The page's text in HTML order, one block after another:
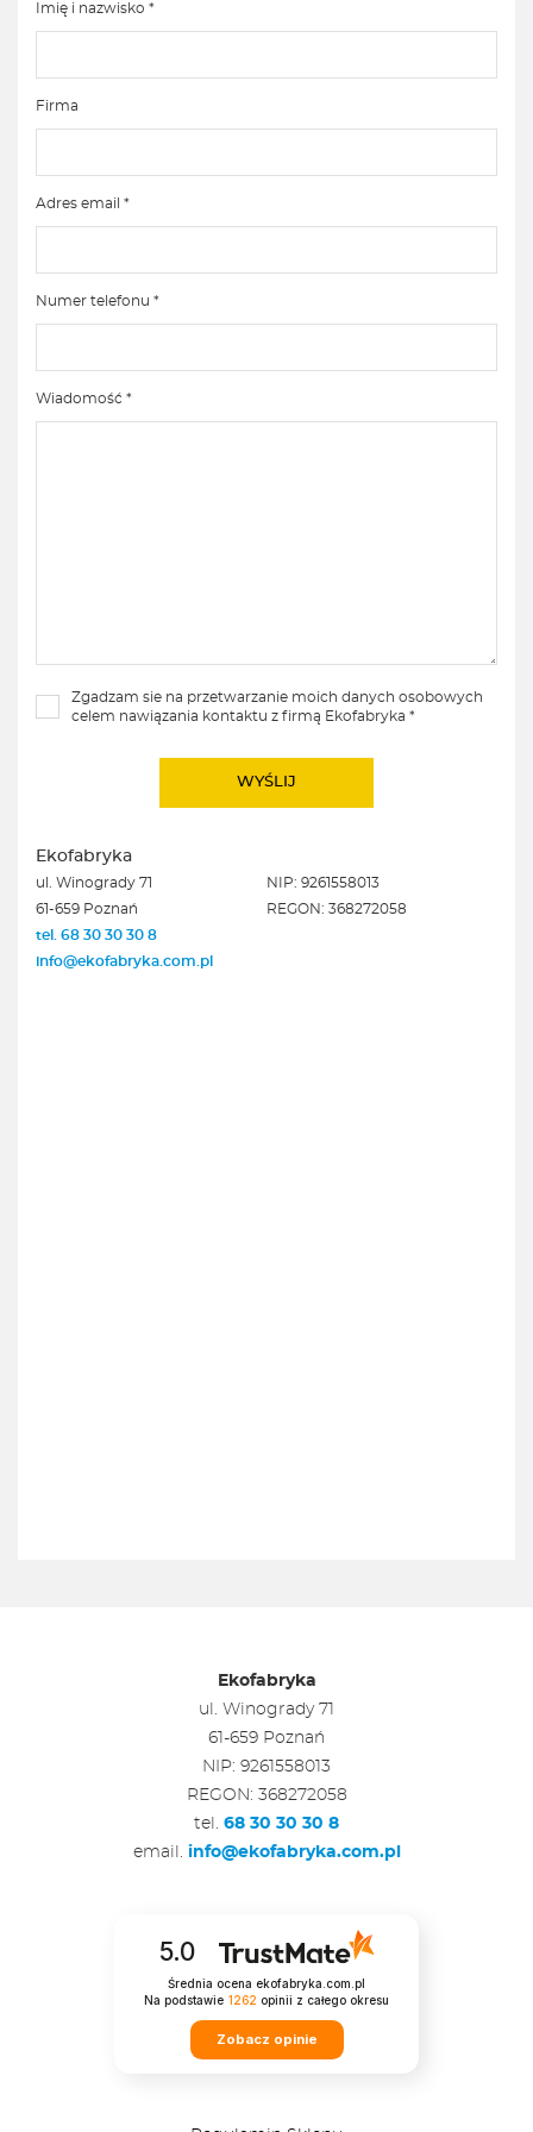
Imię i nazwisko *
Firma
Adres email *
Numer telefonu *
Wiadomość *
Zgadzam sie na przetwarzanie moich danych osobowych
celem nawiązania kontaktu z firmą Ekofabryka *
Ekofabryka
ul. Winogrady 71
61-659 Poznań
tel. 68 30 30 30 8
info@ekofabryka.com.pl
NIP: 9261558013
REGON: 368272058
Ekofabryka
ul. Winogrady 71
61-659 Poznań
NIP: 9261558013
REGON: 368272058
tel. 68 30 30 30 8
email. info@ekofabryka.com.pl
5.0
Średnia ocena ekofabryka.com.pl
Na podstawie 1262 opinii z całego okresu
Zobacz opinie